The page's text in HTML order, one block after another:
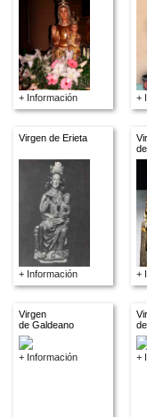
+ Información +
Virgen de Erieta
+ Información +
Virgen
de Galdeano
+ Información +